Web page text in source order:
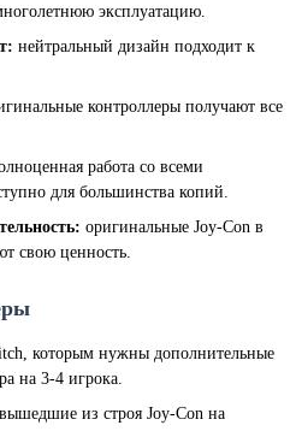
эксплуатацию.
нейтральный дизайн подходит к
контроллеры получают все
работа со всеми
для большинства копий.
оригинальные Joy-Con в
свою ценность.
которым нужны дополнительные
на 3-4 игрока.
из строя Joy-Con на